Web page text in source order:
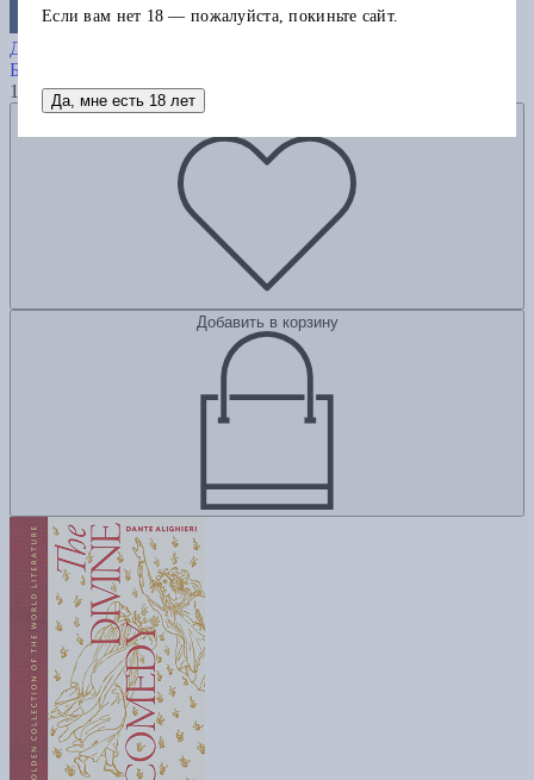
Корабль дураков. Гравюры Альбрехта
Дюрера
Брант С.
1120
Добавить в избранное
Добавить в корзину
Если вам нет 18 — пожалуйста, покиньте сайт.
Да, мне есть 18 лет